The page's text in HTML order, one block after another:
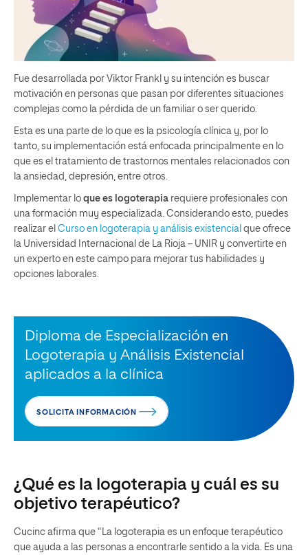
Fue desarrollada por Viktor Frankl y su intención es buscar
motivación en personas que pasan por diferentes situaciones
complejas como la pérdida de un familiar o ser querido.
Esta es una parte de lo que es la psicología clínica y, por lo
tanto, su implementación está enfocada principalmente en lo
que es el tratamiento de trastornos mentales relacionados con
la ansiedad, depresión, entre otros.
Implementar lo que es logoterapia requiere profesionales con
una formación muy especializada. Considerando esto, puedes
realizar el Curso en logoterapia y análisis existencial que ofrece
la Universidad Internacional de La Rioja – UNIR y convertirte en
un experto en este campo para mejorar tus habilidades y
opciones laborales.
Diploma de Especialización en
Logoterapia y Análisis Existencial
aplicados a la clínica
SOLICITA INFORMACIÓN
¿Qué es la logoterapia y cuál es su
objetivo terapéutico?
Cucinc afirma que “La logoterapia es un enfoque terapéutico
que ayuda a las personas a encontrarle sentido a la vida. Es una